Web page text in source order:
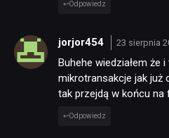
Odpowiedz
jorjor454 23 sierpnia
Buhehe wiedziałem że
mikrotransakcje jak już
tak przejdą w końcu na
Odpowiedz